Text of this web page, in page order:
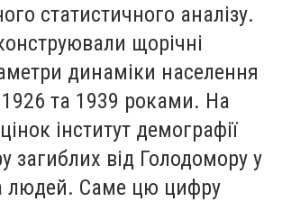
статистичного аналізу.
щорічні
динаміки населення
та 1939 роками. На
інститут демографії
загиблих від Голодомору у
людей. Саме цю цифру